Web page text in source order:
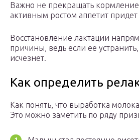
Важно не прекращать
активным ростом аппетит
Восстановление лактации
причины, ведь если ее
исчезнет.
Как определить
Как понять, что выработка
Это можно заметить по ряду